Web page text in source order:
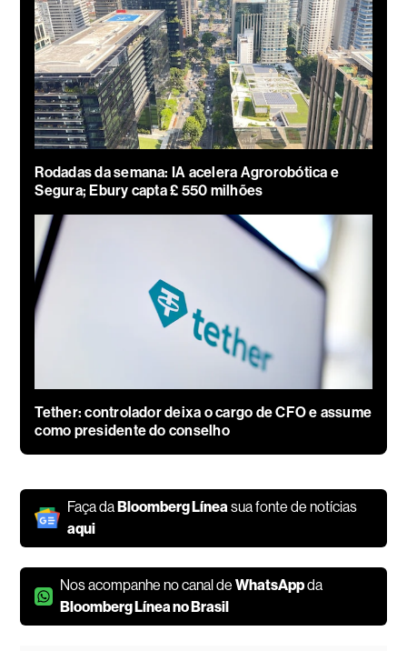
Rodadas da semana: IA acelera Agrorobótica e
Segura; Ebury capta £ 550 milhões
Tether: controlador deixa o cargo de CFO e assume
como presidente do conselho
Faça daBloomberg Línea sua fonte de notícias
aqui
Nos acompanhe no canal deWhatsAppda
Bloomberg Línea no Brasil